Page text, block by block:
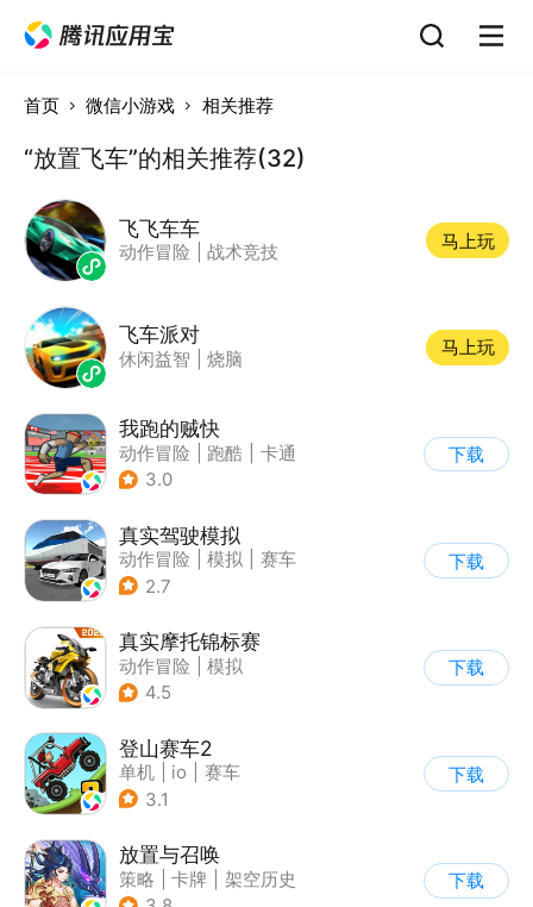
首页 微信小游戏 相关推荐
“放置飞车”的相关推荐(32)
飞飞车车
动作冒险 战术竞技
马上玩
飞车派对
休闲益智 烧脑
马上玩
我跑的贼快
动作冒险 跑酷
卡通
3.0
下载
真实驾驶模拟
动作冒险 模拟
赛车
| 漂移
2.7
下载
真实摩托锦标赛
动作冒险
模拟
| 摩托车
4.5
下载
登山赛车2
单机 io
赛车
| 欧美风
3.1
下载
放置与召唤
策略 卡牌
架空历史
下载